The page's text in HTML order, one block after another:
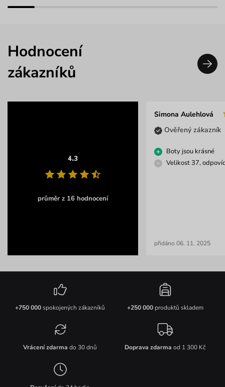
Hodnocení
zákazníků
4.3
průměr z 16 hodnocení
Simona Aulehlová
Ověřený zákazník
Boty jsou krásné
Velikost 37,
přidáno 06. 11. 2025
+750 000spokojených zákazníků +250 000produktů skladem
Vrácení zdarma do 30 dnů Doprava zdarma od 1 300 Kč